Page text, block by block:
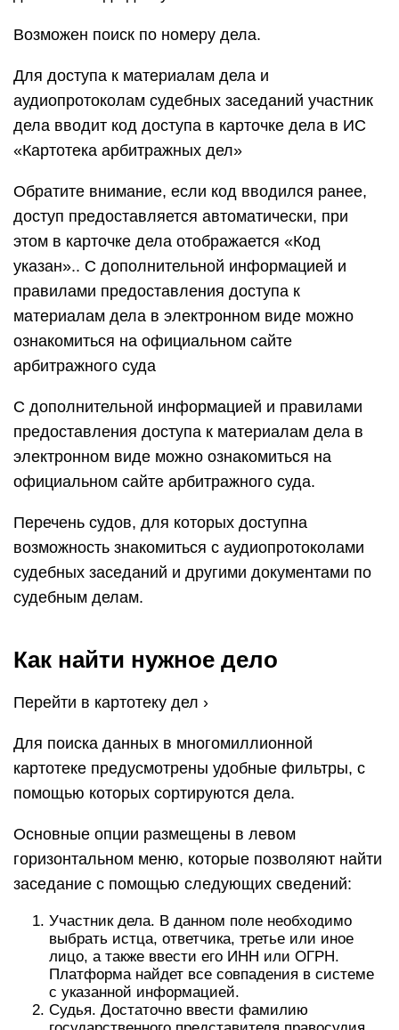
Возможен поиск по номеру дела.
Для доступа к материалам дела и
аудиопротоколам судебных заседаний участник
дела вводит код доступа в карточке дела в ИС
«Картотека арбитражных дел»
Обратите внимание, если код вводился ранее,
доступ предоставляется автоматически, при
этом в карточке дела отображается «Код
указан».. С дополнительной информацией и
правилами предоставления доступа к
материалам дела в электронном виде можно
ознакомиться на официальном сайте
арбитражного суда
С дополнительной информацией и правилами
предоставления доступа к материалам дела в
электронном виде можно ознакомиться на
официальном сайте арбитражного суда.
Перечень судов, для которых доступна
возможность знакомиться с аудиопротоколами
судебных заседаний и другими документами по
судебным делам.
Как найти нужное дело
Перейти в картотеку дел ›
Для поиска данных в многомиллионной
картотеке предусмотрены удобные фильтры, с
помощью которых сортируются дела.
Основные опции размещены в левом
горизонтальном меню, которые позволяют найти
заседание с помощью следующих сведений:
Участник дела. В данном поле необходимо
выбрать истца, ответчика, третье или иное
лицо, а также ввести его ИНН или ОГРН.
Платформа найдет все совпадения в системе
с указанной информацией.
Судья. Достаточно ввести фамилию